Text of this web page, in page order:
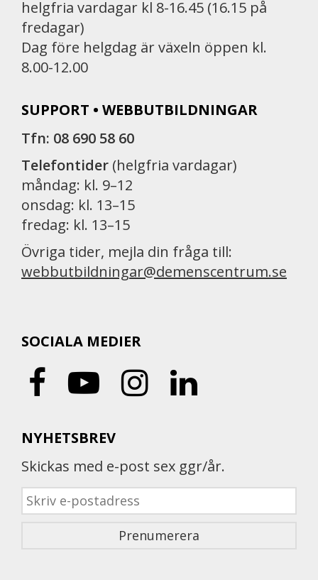
helgfria vardagar kl 8-16.45 (16.15 på
fredagar)
Dag före helgdag är växeln öppen kl.
8.00-12.00
SUPPORT • WEBBUTBILDNINGAR
Tfn: 08 690 58 60
Telefontider (helgfria vardagar)
måndag: kl. 9–12
onsdag: kl. 13–15
fredag: kl. 13–15
Övriga tider, mejla din fråga till:
webbutbildningar@demenscentrum.se
SOCIALA MEDIER
NYHETSBREV
Skickas med e-post sex ggr/år.